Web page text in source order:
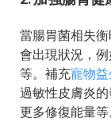
當腸胃菌相失
會出現狀況，
等。補充寵物
過敏性皮膚炎
更多修復能量等